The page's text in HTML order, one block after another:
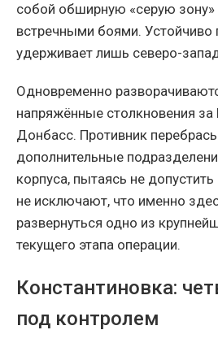
собой обширную «серую
встречными боями. Устойчиво
удерживает лишь северо-
Одновременно
напряжённые столкновения
Донбасс. Противник
дополнительные
корпуса, пытаясь не
не исключают, что именно
развернуться одно из
текущего этапа операции.
Константиновка:
под контролем